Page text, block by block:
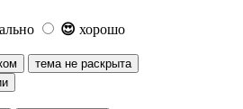
😍 хорошо
тема не раскрыта